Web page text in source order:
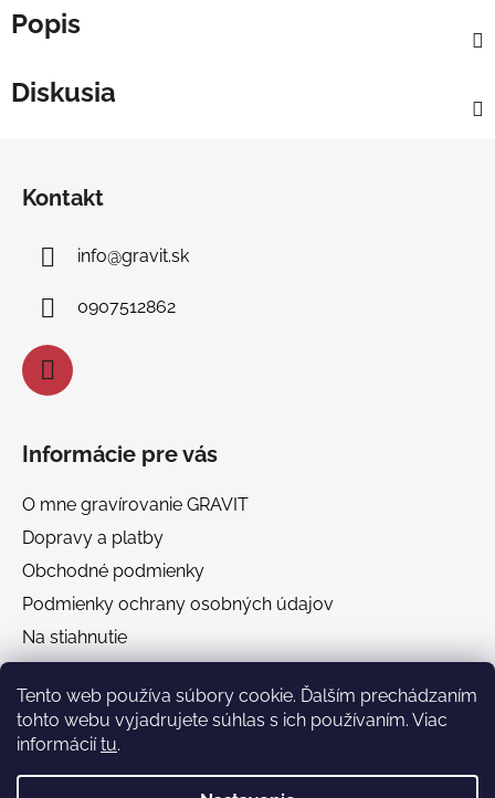
Tento web používa súbory cookie. Ďalším prechádzaním
tohto webu vyjadrujete súhlas s ich používaním. Viac
informáciítu.
Popis
Diskusia
Kontakt
info@gravit.sk
0907512862
Informácie pre vás
O mne gravírovanie GRAVIT
Dopravy a platby
Obchodné podmienky
Podmienky ochrany osobných údajov
Na stiahnutie
Facebook